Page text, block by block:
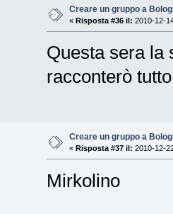
Creare un gruppo a
« Risposta #36 il: 2010-12-
Questa sera la
racconterò
Creare un gruppo a
« Risposta #37 il: 2010-12-
Mirkolino